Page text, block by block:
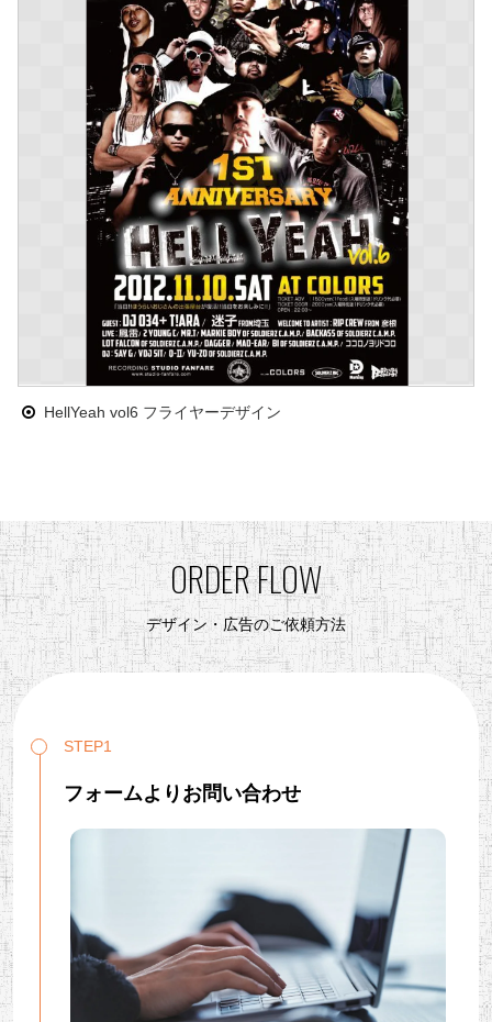
HellYeah vol6 フライヤーデザイン
ORDER FLOW
デザイン・広告のご依頼方法
STEP1
フォームよりお問い合わせ